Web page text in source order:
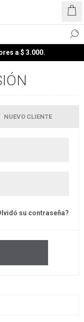
a $ 3.000.
NUEVO CLIENTE
su contraseña?